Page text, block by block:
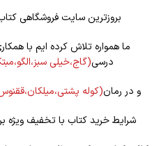
بروزترین سایت فروشگاهی
ما همواره تلاش کرده ایم با
درسی(گاج،خیلی
و در رمان(کوله
شرایط خرید کتاب با تخفیف ویژه